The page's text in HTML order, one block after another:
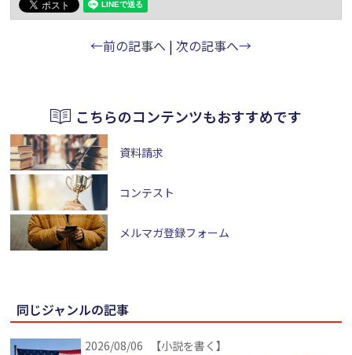
←前の記事へ | 次の記事へ→
こちらのコンテンツもおすすめです
資料請求
コンテスト
メルマガ登録フォーム
同じジャンルの記事
2026/08/06 【小説を書く】